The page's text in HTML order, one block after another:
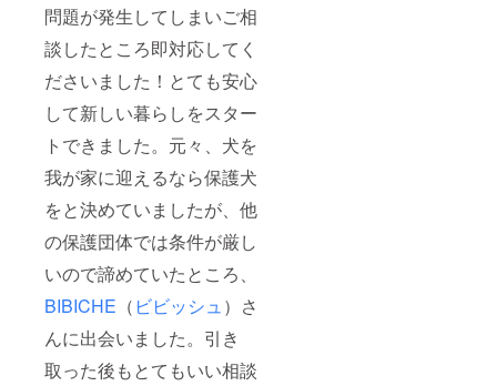
問題が発生してしまいご相
談したところ即対応してく
ださいました！とても安心
して新しい暮らしをスター
トできました。元々、犬を
我が家に迎えるなら保護犬
をと決めていましたが、他
の保護団体では条件が厳し
いので諦めていたところ、
BIBICHE （ ビビッシュ）さ
んに出会いました。引き
取った後もとてもいい相談